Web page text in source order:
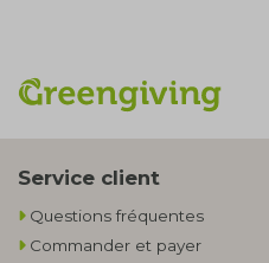
Service client
Questions fréquentes
Commander et payer